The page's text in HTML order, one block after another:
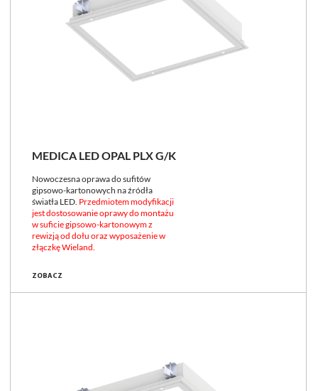
MEDICA LED OPAL PLX G/K
Nowoczesna oprawa do sufitów
gipsowo-kartonowych na źródła
światła LED. Przedmiotem modyfikacji
jest dostosowanie oprawy do montażu
w suficie gipsowo-kartonowym z
rewizją od dołu oraz wyposażenie w
złączkę Wieland.
ZOBACZ